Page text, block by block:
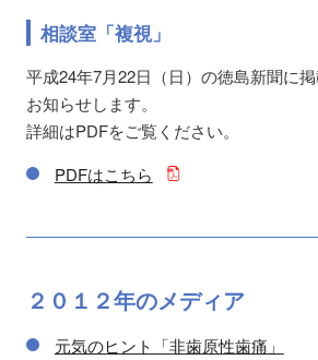
相談室「複視」
平成24年7月22日（日）の徳島新聞に
お知らせします。
詳細はPDFをご覧ください。
PDFはこちら
２０１２年のメディア
元気のヒント「非歯原性歯痛」